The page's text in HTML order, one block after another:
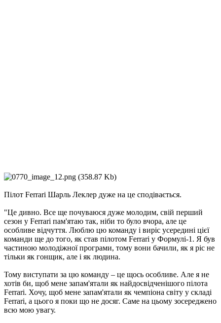
Пілот Ferrari Шарль Леклер дуже на це сподівається.
"Це дивно. Все ще почуваюся дуже молодим, свій перший
сезон у Ferrari пам'ятаю так, ніби то було вчора, але це
особливе відчуття. Люблю цю команду і виріс усередині цієї
команди ще до того, як став пілотом Ferrari у Формулі-1. Я був
частиною молодіжної програми, тому вони бачили, як я ріс не
тільки як гонщик, але і як людина.
Тому виступати за цю команду – це щось особливе. Але я не
хотів би, щоб мене запам'ятали як найдосвідченішого пілота
Ferrari. Хочу, щоб мене запам'ятали як чемпіона світу у складі
Ferrari, а цього я поки що не досяг. Саме на цьому зосереджено
всю мою увагу.